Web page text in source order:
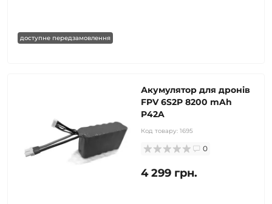
доступне передзамовлення
Акумулятор для дронів
FPV 6S2P 8200 mAh
P42A
Код товару: 1695
0
4 299 грн.